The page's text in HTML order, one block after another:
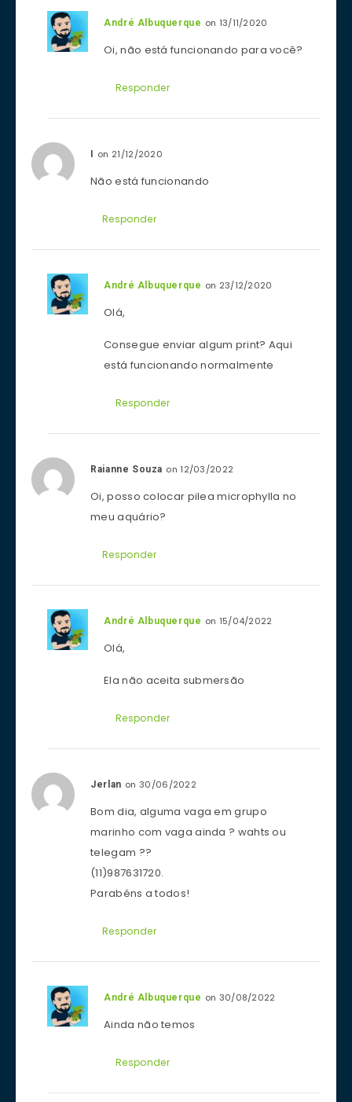
André Albuquerque on 13/11/2020
Oi, não está funcionando para você?
Responder
I on 21/12/2020
Não está funcionando
Responder
André Albuquerque on 23/12/2020
Olá,
Consegue enviar algum print? Aqui
está funcionando normalmente
Responder
Raianne Souza on 12/03/2022
Oi, posso colocar pilea microphylla no
meu aquário?
Responder
André Albuquerque on 15/04/2022
Olá,
Ela não aceita submersão
Responder
Jerlan on 30/06/2022
Bom dia, alguma vaga em grupo
marinho com vaga ainda ? wahts ou
telegam ??
(11)987631720.
Parabéns a todos!
Responder
André Albuquerque on 30/08/2022
Ainda não temos
Responder